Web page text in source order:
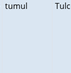
tumul